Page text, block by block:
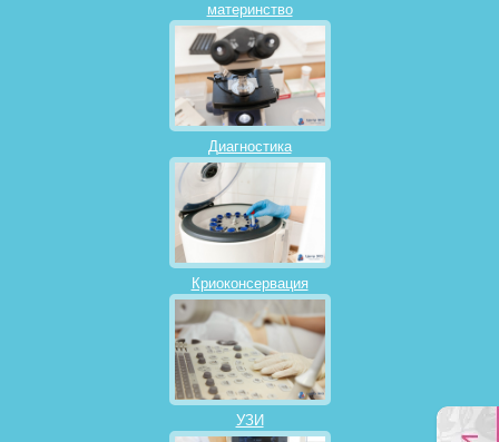
материнство
Диагностика
Криоконсервация
УЗИ